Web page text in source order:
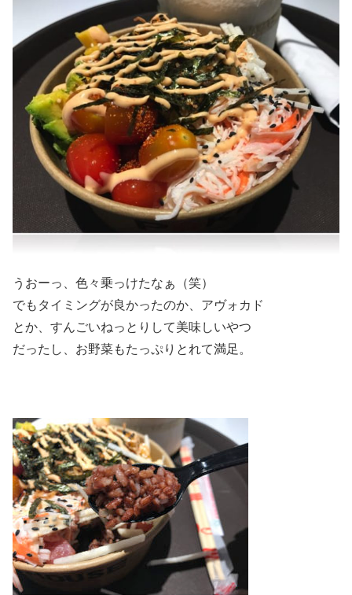
うおーっ、色々乗っけたなぁ（笑）
でもタイミングが良かったのか、アヴォカド
とか、すんごいねっとりして美味しいやつ
だったし、お野菜もたっぷりとれて満足。